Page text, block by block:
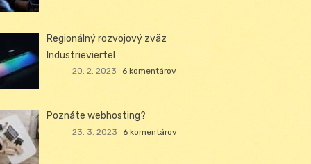
Regionálný rozvojový zväz
Industrieviertel
20. 2. 2023 6 komentárov
Poznáte webhosting?
23. 3. 2023 6 komentárov